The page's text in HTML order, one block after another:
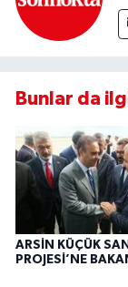
Bunlar da
ARSİN KÜÇÜK
PROJESİ’NE